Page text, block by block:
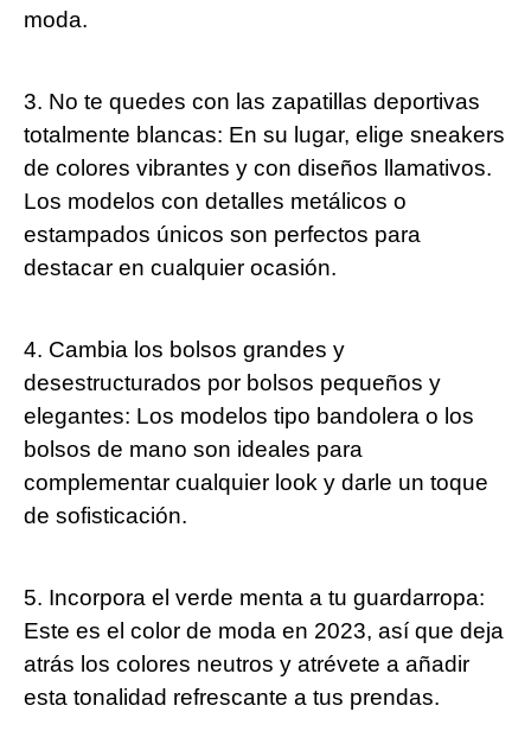
moda.
3. No te quedes con las zapatillas deportivas
totalmente blancas: En su lugar, elige sneakers
de colores vibrantes y con diseños llamativos.
Los modelos con detalles metálicos o
estampados únicos son perfectos para
destacar en cualquier ocasión.
4. Cambia los bolsos grandes y
desestructurados por bolsos pequeños y
elegantes: Los modelos tipo bandolera o los
bolsos de mano son ideales para
complementar cualquier look y darle un toque
de sofisticación.
5. Incorpora el verde menta a tu guardarropa:
Este es el color de moda en 2023, así que deja
atrás los colores neutros y atrévete a añadir
esta tonalidad refrescante a tus prendas.